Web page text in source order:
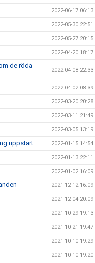
2022-06-17 06:13
2022-05-30 22:51
2022-05-27 20:15
2022-04-20 18:17
de röda
2022-04-08 22:33
2022-04-02 08:39
2022-03-20 20:28
2022-03-11 21:49
2022-03-05 13:19
uppstart 2022-01-15 14:54
2022-01-13 22:11
2022-01-02 16:09
2021-12-12 16:09
2021-12-04 20:09
2021-10-29 19:13
2021-10-21 19:47
2021-10-10 19:29
2021-10-10 19:20